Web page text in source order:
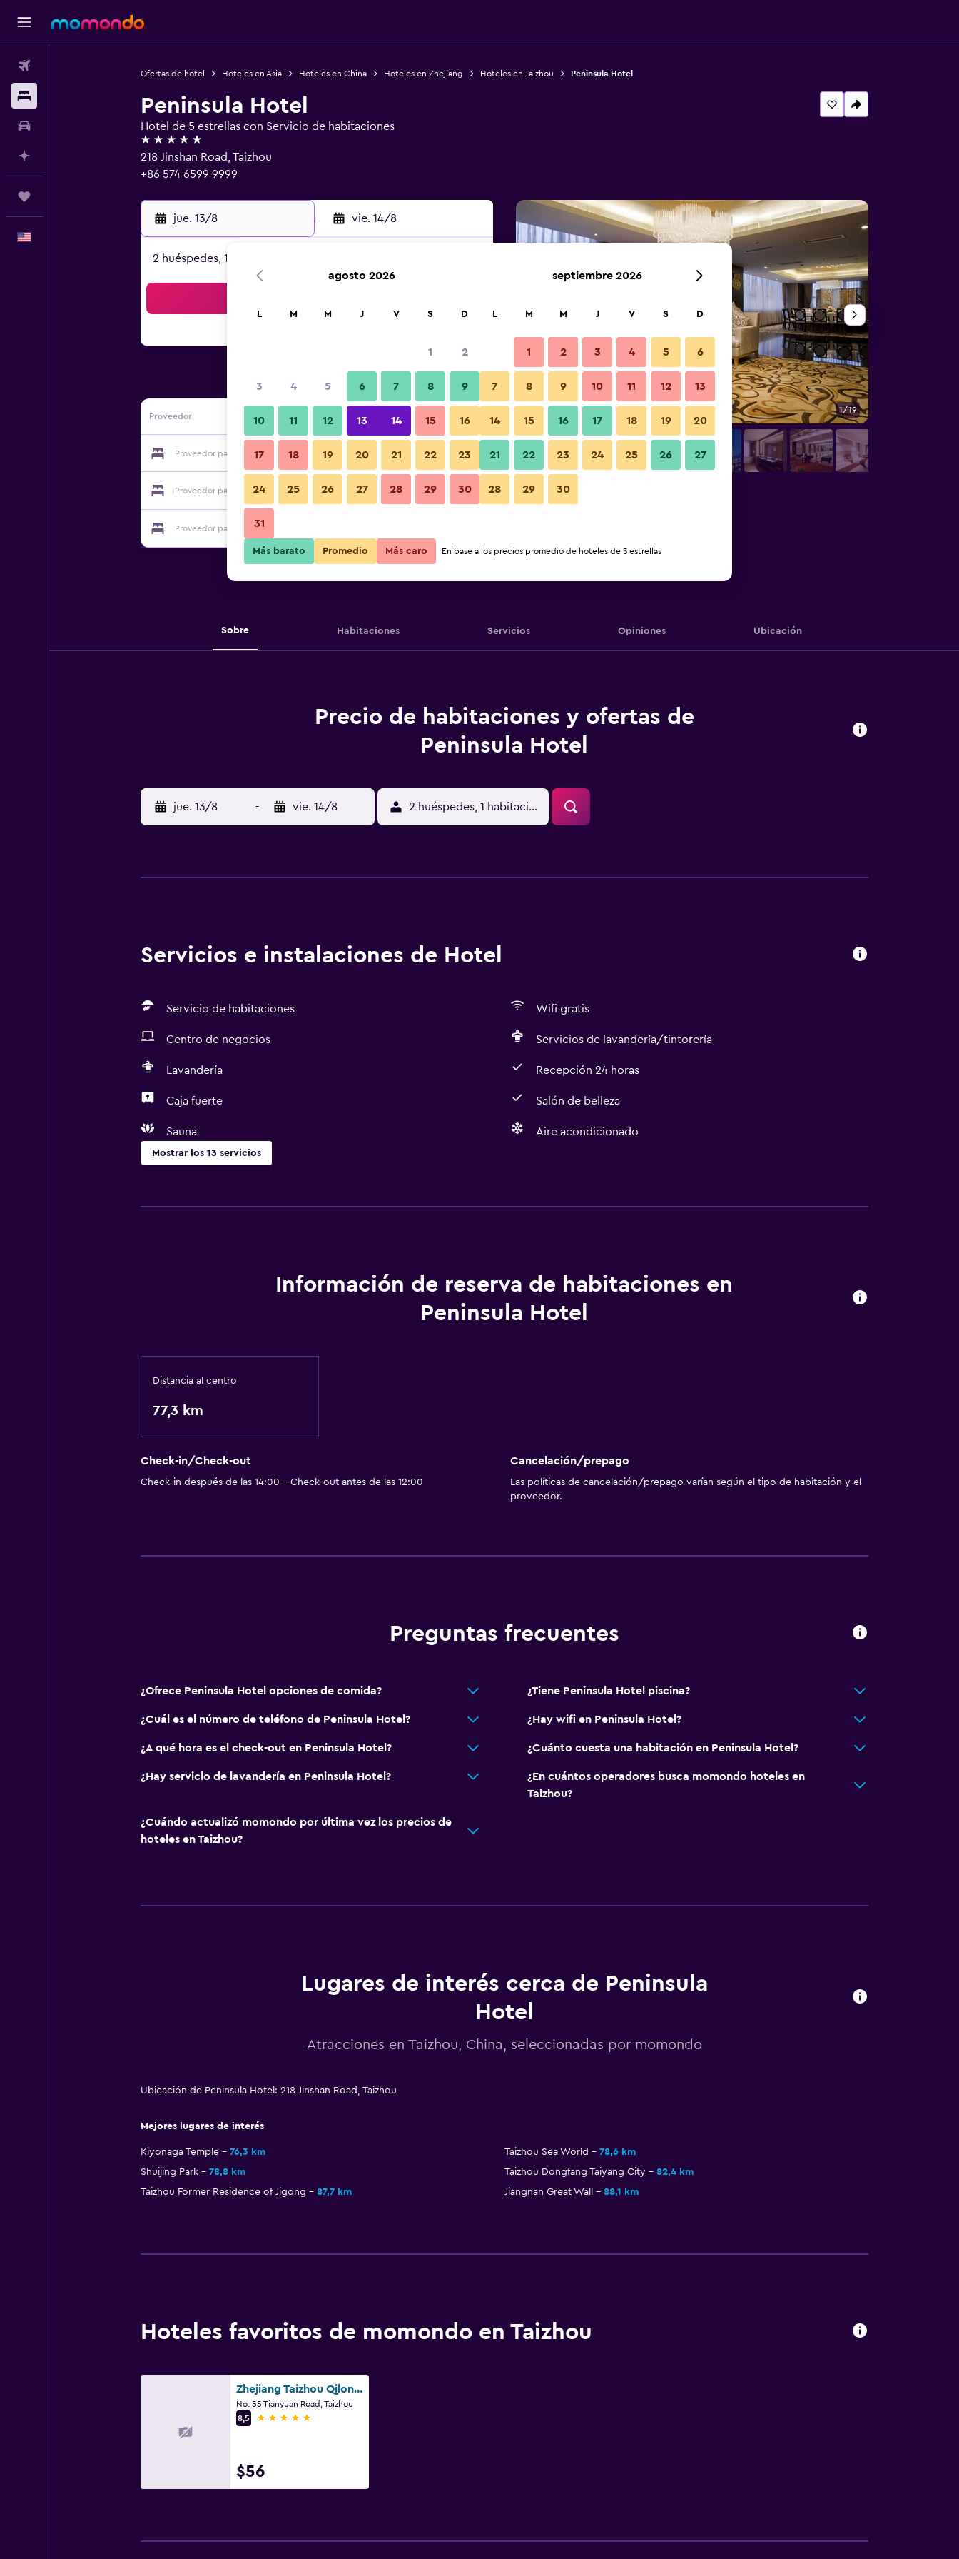
Ofertas de hotel Hoteles en Asia Hoteles en China Hoteles en Zhejiang Hoteles en Taizhou Peninsula Hotel
Peninsula Hotel
Hotel de 5 estrellas con Servicio de habitaciones
5 estrellas
218 Jinshan Road, Taizhou
+86 574 6599 9999
jue. 13/8 - vie. 14/8
2 huéspedes, 1 habitación
Proveedor
Proveedor para Peninsula Hotel Ver precios
Proveedor para Peninsula Hotel Ver precios
Proveedor para Peninsula Hotel
Lobby 1/19
Fotos
Sobre Habitaciones Servicios Opiniones Ubicación
Precio de habitaciones y ofertas de
Peninsula Hotel
jue. 13/8 - vie. 14/8 2 huéspedes, 1 habitación
Servicios e instalaciones de Hotel
Servicio de habitaciones Wifi gratis
Centro de negocios Servicios de lavandería/tintorería
Lavandería Recepción 24 horas
Caja fuerte Salón de belleza
Sauna Aire acondicionado
Mostrar los 13 servicios
Servicio de habitaciones
Lavandería
Servicios básicos
Wifi gratis
Accesibilidad y adecuación
Ascensor
Caja fuerte
Sauna
Información de reserva de habitaciones en
Peninsula Hotel
Distancia al centro
77,3 km
Check-in/Check-out
Check-in después de las 14:00 - Check-out antes de las 12:00
Cancelación/prepago
Las políticas de cancelación/prepago varían según el tipo de habitación y el
proveedor.
Preguntas frecuentes
¿Ofrece Peninsula Hotel opciones de comida? ¿Tiene Peninsula Hotel piscina?
¿Cuál es el número de teléfono de Peninsula Hotel? ¿Hay wifi en Peninsula Hotel?
¿A qué hora es el check-out en Peninsula Hotel? ¿Cuánto cuesta una habitación en Peninsula Hotel?
¿Hay servicio de lavandería en Peninsula Hotel?
¿En cuántos operadores busca momondo hoteles en
Taizhou?
¿Cuándo actualizó momondo por última vez los precios de
hoteles en Taizhou?
Lugares de interés cerca de Peninsula
Hotel
Atracciones en Taizhou, China, seleccionadas por momondo
Ubicación de Peninsula Hotel: 218 Jinshan Road, Taizhou
Mejores lugares de interés
Kiyonaga Temple 76,3 km Taizhou Sea World
78,6 km
Shuijing Park
78,8 km Taizhou Dongfang Taiyang City
82,4 km
Taizhou Former Residence of Jigong
87,7 km Jiangnan Great Wall 88,1 km
Hoteles favoritos de momondo en Taizhou
Zhejiang Taizhou Qilong Hotel
No. 55 Tianyuan Road, Taizhou
8,5
5 estrellas
$56
agosto 2026
L M M J V S D
1 2
3 4 5 6 7 8 9
10 11 12 13 14 15 16
17 18 19 20 21 22 23
24 25 26 27 28 29 30
31
septiembre 2026
L M M J V S D
1 2 3 4 5 6
7 8 9 10 11 12 13
14 15 16 17 18 19 20
21 22 23 24 25 26 27
28 29 30
Más barato Promedio Más caro En base a los precios promedio de hoteles de 3 estrellas